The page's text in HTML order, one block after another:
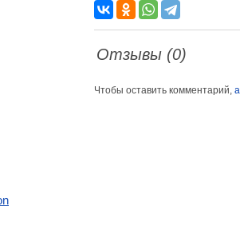
Отзывы (0)
Чтобы оставить комментарий,